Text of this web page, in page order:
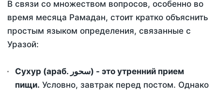
В связи со множеством вопросов, особенно во
время месяца Рамадан, стоит кратко объяснить
простым языком определения, связанные с
Уразой:
Сухур (араб. سحور) - это утренний прием
пищи. Условно, завтрак перед постом. Однако